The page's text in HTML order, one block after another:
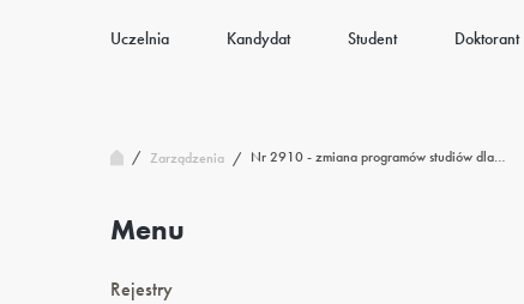
Uczelnia Kandydat Student Doktorant
/ Zarządzenia / Nr 2910 - zmiana programów studiów dla…
Menu
Rejestry